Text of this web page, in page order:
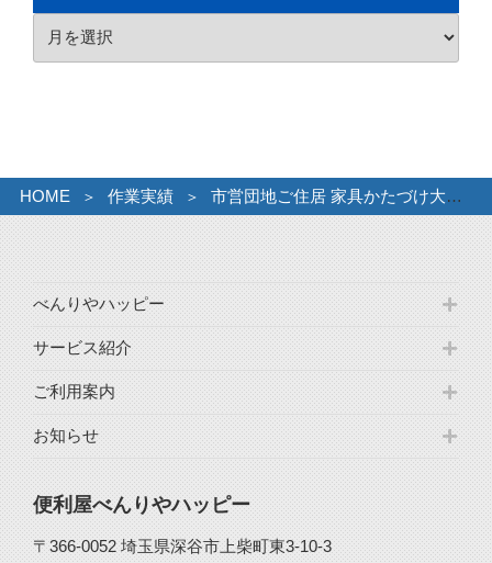
ー
HOME 作業実績 市営団地ご住居 家具かたづけ大量ごみ
べんりやハッピー
サービス紹介
ご利用案内
お知らせ
便利屋べんりやハッピー
〒366-0052 埼玉県深谷市上柴町東3-10-3